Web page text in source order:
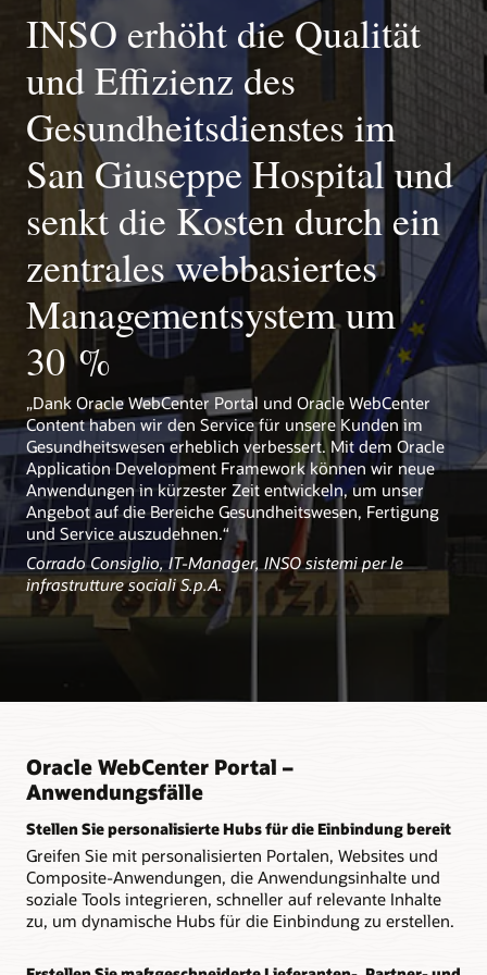
mit personalisierten Dashboards, die in soziale Tools
integriert sind und Benutzern helfen, sich zu vernetzen und
sich zu engagieren.
Rollenbasierte Verwaltung
Steuerinformationen in der gesamten Firma, um die
Veröffentlichung des Portals zu beschleunigen.
Verbindung mit der cloudbasierten Oracle Content and
Experience-JavaScript-Benutzeroberfläche herzustellen und
profitieren Sie von KI-gestütztem intelligentem Content-
Authoring für eine schnelle Erstellung von Inhalten.
Kubernetes-fähig
Verwenden Sie die vorgefertigte Bibliothek, um WebCenter
Portal einfach auf Kubernetes einzurichten und die Vorteile
der schnellen Bereitstellung, Skalierung, Portabilität und
Verwaltung zu nutzen.
INSO erhöht die Qualität
und Effizienz des
Gesundheitsdienstes im
San Giuseppe Hospital und
senkt die Kosten durch ein
zentrales webbasiertes
Managementsystem um
30 %
„Dank Oracle WebCenter Portal und Oracle WebCenter
Content haben wir den Service für unsere Kunden im
Gesundheitswesen erheblich verbessert. Mit dem Oracle
Application Development Framework können wir neue
Anwendungen in kürzester Zeit entwickeln, um unser
Angebot auf die Bereiche Gesundheitswesen, Fertigung
und Service auszudehnen.“
Corrado Consiglio, IT-Manager, INSO sistemi per le
infrastrutture sociali S.p.A.
Oracle WebCenter Portal –
Anwendungsfälle
Stellen Sie personalisierte Hubs für die Einbindung bereit
Greifen Sie mit personalisierten Portalen, Websites und
Composite-Anwendungen, die Anwendungsinhalte und
soziale Tools integrieren, schneller auf relevante Inhalte
zu, um dynamische Hubs für die Einbindung zu erstellen.